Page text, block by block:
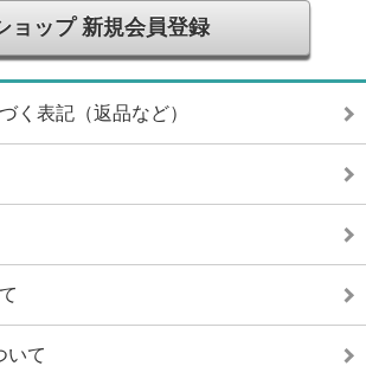
ョップ 新規会員登録
く表記（返品など）
いて